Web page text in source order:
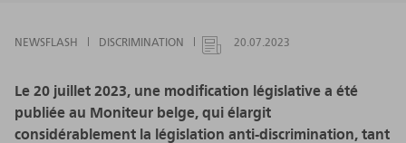
NEWSFLASH DISCRIMINATION 20.07.2023
Le 20 juillet 2023, une modification législative a été
publiée au Moniteur belge, qui élargit
considérablement la législation anti-discrimination, tant